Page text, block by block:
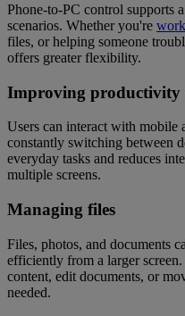
Phone-to-PC control supports
scenarios. Whether you're
files, or helping someone
offers greater flexibility.
Improving productivity
Users can interact with
constantly switching between
everyday tasks and reduces
multiple screens.
Managing files
Files, photos, and documents
efficiently from a larger
content, edit documents, or
needed.